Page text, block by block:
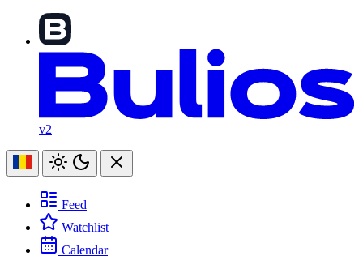
v2
Feed
Watchlist
Calendar